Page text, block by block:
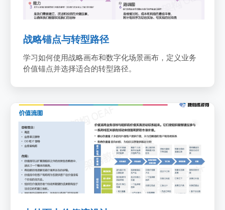
战略锚点与转型路径
学习如何使用战略画布和数字化场景画布，定义业务
价值锚点并选择适合的转型路径。